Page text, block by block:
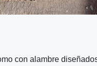
con alambre